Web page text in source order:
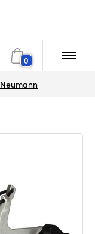
0
Neumann